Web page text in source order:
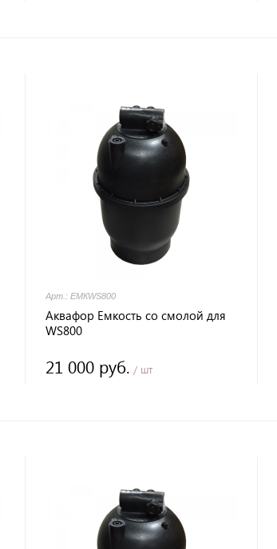
Арт.: ЕМКWS800
Аквафор Емкость со смолой для
WS800
21 000 руб. / шт